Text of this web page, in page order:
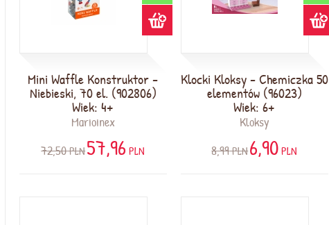
Mini Waffle Konstruktor -
Niebieski, 70 el. (902806)
Wiek: 4+
Marioinex
72,50PLN57,96 PLN
Klocki Kloksy - Chemiczka 50
elementów (96023)
Wiek: 6+
Kloksy
8,99PLN6,90PLN